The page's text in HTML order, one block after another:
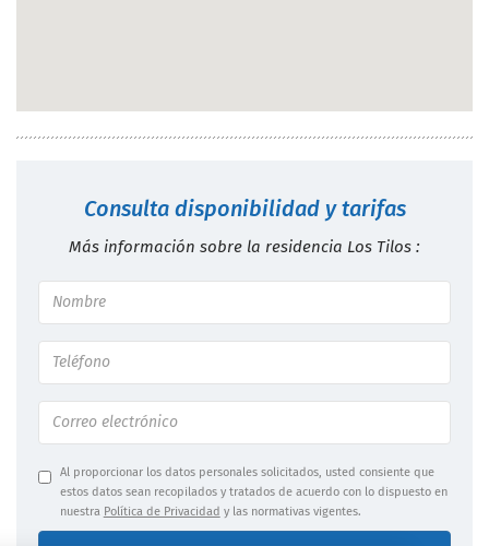
Consulta disponibilidad y tarifas
Más información sobre la residencia Los Tilos :
Al proporcionar los datos personales solicitados, usted consiente que
estos datos sean recopilados y tratados de acuerdo con lo dispuesto en
nuestra Política de Privacidad y las normativas vigentes.